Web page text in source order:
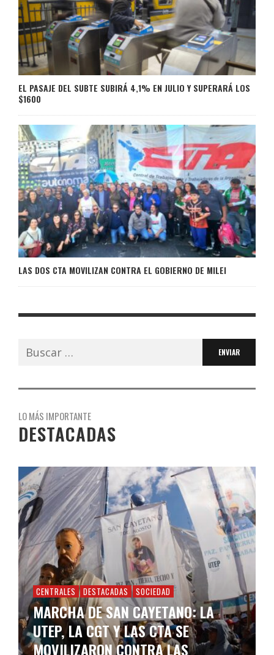
EL PASAJE DEL SUBTE SUBIRÁ 4,1% EN JULIO Y SUPERARÁ LOS
$1600
LAS DOS CTA MOVILIZAN CONTRA EL GOBIERNO DE MILEI
Buscar:
LO MÁS IMPORTANTE
DESTACADAS
CENTRALES DESTACADAS SOCIEDAD
MARCHA DE SAN CAYETANO: LA
UTEP, LA CGT Y LAS CTA SE
MOVILIZARON CONTRA LAS